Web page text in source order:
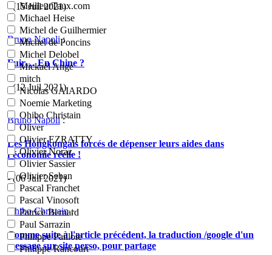
MeilleurTaux.com
Michael Heise
Michel de Guilhermier
Michel de Poncins
Michel Delobel
Mickaël Ange
mitch
Nicolas GAIARDO
Noemie Marketing
Ohibo Christain
Oliver
Olivier EZRATTY
Olivier Noraz
Olivier Sassier
Olivier Seban
Pascal Franchet
Pascal Vinosoft
Patrice Bernard
Paul Sarrazin
Philippe Paillole
Philippe Rancourt
- (15 Juil 2021)
Bruno Napoli:
Fuir… En Chine ?
- (12 Juil 2021)
Bruno Napoli:
Les Hongkongais forcés de dépenser leurs aides dans
l’économie réelle !
- (06 Juil 2021)
Ohibo Christain:
Comme suite à l'article précédent, la traduction /google d'un
message sur site perso, pour partage